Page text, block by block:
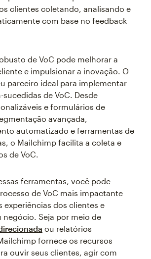
clientes coletando, analisando e
com base no feedback
de VoC pode melhorar a
e impulsionar a inovação. O
parceiro ideal para implementar
de VoC. Desde
e formulários de
avançada,
automatizado e ferramentas de
o Mailchimp facilita a coleta e
de VoC.
ferramentas, você pode
de VoC mais impactante
experiências dos clientes e
negócio. Seja por meio de
ou relatórios
fornece os recursos
ouvir seus clientes, agir com